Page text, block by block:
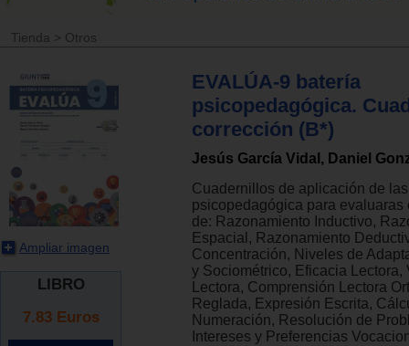
Tienda > Otros
Ampliar imagen
LIBRO
7.83 Euros
EVALÚA-9 batería
psicopedagógica.
corrección (B*)
Jesús García Vidal, Daniel
Cuadernillos de aplicación de
psicopedagógica para evaluaras
de: Razonamiento Inductivo,
Espacial, Razonamiento
Concentración, Niveles de
y Sociométrico, Eficacia Lectora,
Lectora, Comprensión Lectora
Reglada, Expresión Escrita,
Numeración, Resolución de
Intereses y Preferencias